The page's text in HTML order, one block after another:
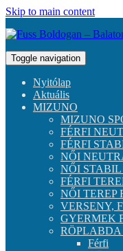
Skip to main content
Toggle navigation
Nyitólap
Aktuális
MIZUNO
MIZUNO
FÉRFI
FÉRFI
NŐI
NŐI STABIL
FÉRFI
NŐI TEREP
VERSENY,
GYERMEK
RÖPLABDA
Férfi